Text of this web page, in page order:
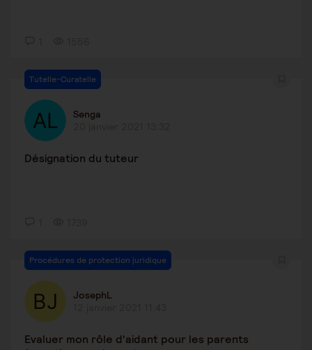
Tutelle-Curatelle
Senga
Désignation du tuteur
Procédures de protection juridique
JosephL
Evaluer mon rôle d'aidant pour les parents